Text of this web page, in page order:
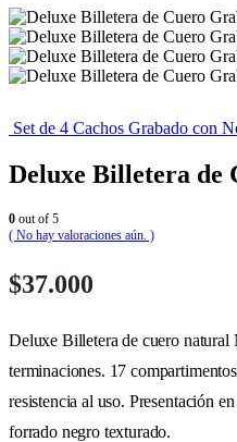
Set de 4 Cachos Grabado con
Deluxe Billetera de
0 out of 5
( No hay valoraciones aún. )
$37.000
Deluxe Billetera de cuero natural
terminaciones. 17
resistencia al uso. Presentación
forrado negro texturado.